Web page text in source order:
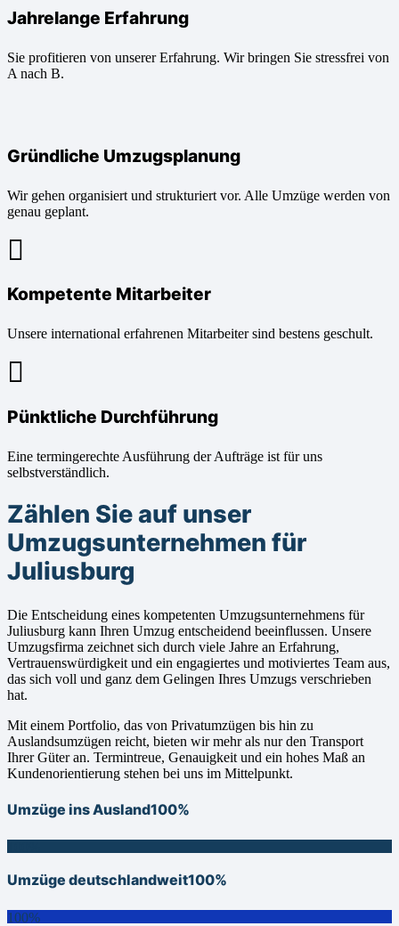
Jahrelange Erfahrung
Sie profitieren von unserer Erfahrung. Wir bringen Sie stressfrei von
A nach B.
Gründliche Umzugsplanung
Wir gehen organisiert und strukturiert vor. Alle Umzüge werden von
genau geplant.
Kompetente Mitarbeiter
Unsere international erfahrenen Mitarbeiter sind bestens geschult.
Pünktliche Durchführung
Eine termingerechte Ausführung der Aufträge ist für uns
selbstverständlich.
Zählen Sie auf unser
Umzugsunternehmen für
Juliusburg
Die Entscheidung eines kompetenten Umzugsunternehmens für
Juliusburg kann Ihren Umzug entscheidend beeinflussen. Unsere
Umzugsfirma zeichnet sich durch viele Jahre an Erfahrung,
Vertrauenswürdigkeit und ein engagiertes und motiviertes Team aus,
das sich voll und ganz dem Gelingen Ihres Umzugs verschrieben
hat.
Mit einem Portfolio, das von Privatumzügen bis hin zu
Auslandsumzügen reicht, bieten wir mehr als nur den Transport
Ihrer Güter an. Termintreue, Genauigkeit und ein hohes Maß an
Kundenorientierung stehen bei uns im Mittelpunkt.
Umzüge ins Ausland100%
Umzüge deutschlandweit100%
100%